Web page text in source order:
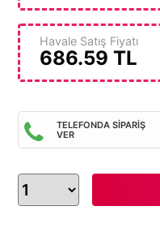
Havale Satış Fiyatı
686.59 TL
TELEFONDA SİPARİŞ
VER